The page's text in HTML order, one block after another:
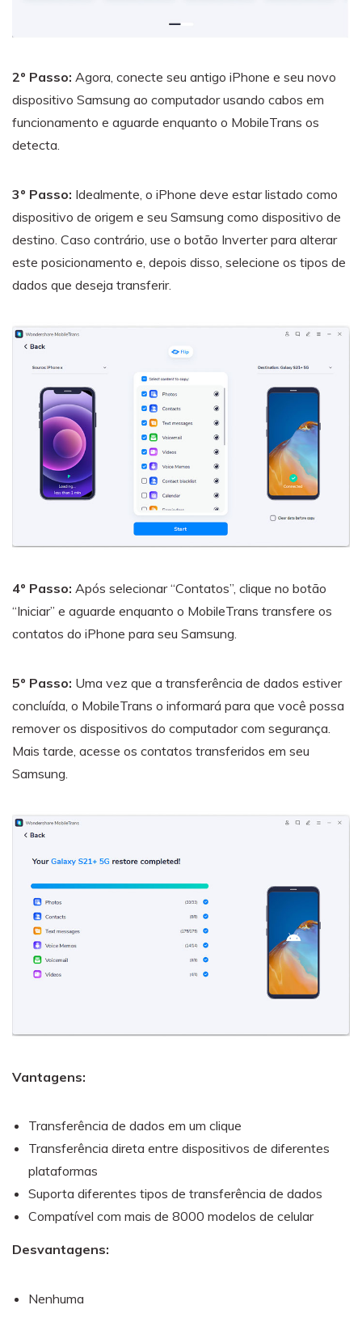
2º Passo: Agora, conecte seu antigo iPhone e seu novo
dispositivo Samsung ao computador usando cabos em
funcionamento e aguarde enquanto o MobileTrans os
detecta.
3º Passo: Idealmente, o iPhone deve estar listado como
dispositivo de origem e seu Samsung como dispositivo de
destino. Caso contrário, use o botão Inverter para alterar
este posicionamento e, depois disso, selecione os tipos de
dados que deseja transferir.
4º Passo: Após selecionar “Contatos”, clique no botão
“Iniciar” e aguarde enquanto o MobileTrans transfere os
contatos do iPhone para seu Samsung.
5º Passo: Uma vez que a transferência de dados estiver
concluída, o MobileTrans o informará para que você possa
remover os dispositivos do computador com segurança.
Mais tarde, acesse os contatos transferidos em seu
Samsung.
Vantagens:
Transferência de dados em um clique
Transferência direta entre dispositivos de diferentes
plataformas
Suporta diferentes tipos de transferência de dados
Compatível com mais de 8000 modelos de celular
Desvantagens:
Nenhuma